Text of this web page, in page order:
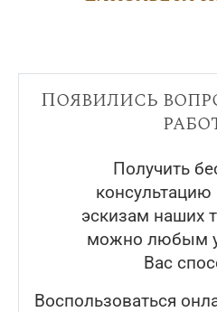
Появились
Получить
консультацию
эскизам наших
можно любым
Вас
Воспользоваться